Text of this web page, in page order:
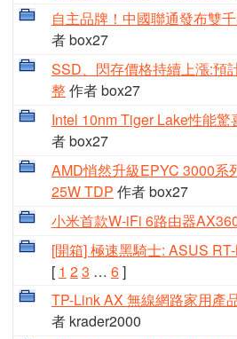
自主品牌！中國聯通發布雙
者 box27
SSD、閃存價格持續上漲:預
整作者 box27
Intel 10nm Tiger Lake性能
者 box27
AMD悄然升級EPYC 3000系
25W TDP 作者 box27
小米首款W-iFi 6路由器
[開箱] 極速黑騎士: ASUS
[ 1 23 … 6]
TP-Link AX 無線網路家用產
者 krader2000